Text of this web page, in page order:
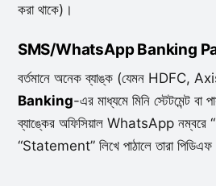
করা থাকে)।
SMS/WhatsApp Banking
বর্তমানে অনেক ব্যাঙ্ক (যেমন HDFC,
Banking-এর মাধ্যমে মিনি স্টেটমেন্ট বা
ব্যাঙ্কের অফিসিয়াল WhatsApp নম্বরে
“Statement” লিখে পাঠালে তারা পিডিএফ